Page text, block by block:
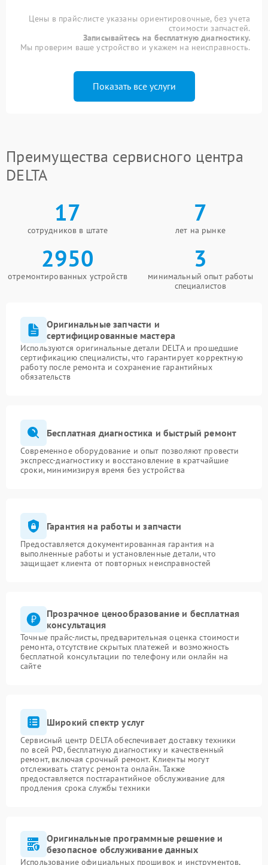
Цены в прайс-листе указаны ориентировочные, без учета
стоимости запчастей.
Записывайтесь на бесплатную диагностику.
Мы проверим ваше устройство и укажем на неисправность.
Показать все услуги
Преимущества сервисного центра
DELTA
17
сотрудников в штате
7
лет на рынке
2950
отремонтированных устройств
3
минимальный опыт работы
специалистов
Оригинальные запчасти и
сертифицированные мастера
Используются оригинальные детали DELTA и прошедшие
сертификацию специалисты, что гарантирует корректную
работу после ремонта и сохранение гарантийных
обязательств
Бесплатная диагностика и быстрый ремонт
Современное оборудование и опыт позволяют провести
экспресс-диагностику и восстановление в кратчайшие
сроки, минимизируя время без устройства
Гарантия на работы и запчасти
Предоставляется документированная гарантия на
выполненные работы и установленные детали, что
защищает клиента от повторных неисправностей
Прозрачное ценообразование и бесплатная
консультация
Точные прайс-листы, предварительная оценка стоимости
ремонта, отсутствие скрытых платежей и возможность
бесплатной консультации по телефону или онлайн на
сайте
Широкий спектр услуг
Сервисный центр DELTA обеспечивает доставку техники
по всей РФ, бесплатную диагностику и качественный
ремонт, включая срочный ремонт. Клиенты могут
отслеживать статус ремонта онлайн. Также
предоставляется постгарантийное обслуживание для
продления срока службы техники
Оригинальные программные решение и
безопасное обслуживание данных
Использование официальных прошивок и инструментов,